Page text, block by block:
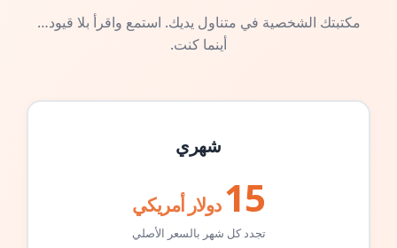
مكتبتك الشخصية في متناول يديك. استمع واقرأ بلا قيود…
أينما كنت.
شهري
15 دولار أمريكي
تجدد كل شهر بالسعر الأصلي